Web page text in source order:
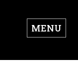
MENU